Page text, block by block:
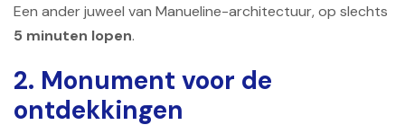
Een ander juweel van Manueline-architectuur, op slechts
5 minuten lopen.
2. Monument voor de
ontdekkingen